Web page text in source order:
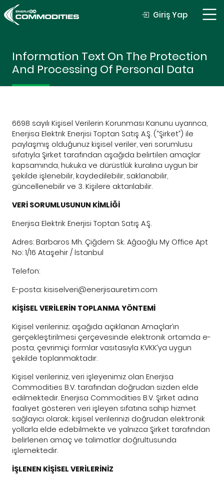
Giriş Yap
Information Text On The Protection
And Processing Of Personal Data
6698 sayılı Kişisel Verilerin Korunması Kanunu uyarınca,
Enerjisa Elektrik Enerjisi Toptan Satış A.Ş. (“Şirket”) ile
paylaşmış olduğunuz kişisel veriler, veri sorumlusu
sıfatıyla Şirket tarafından aşağıda belirtilen amaçlar
kapsamında, hukuka ve dürüstlük kuralına uygun bir
şekilde işlenebilir, kaydedilebilir, saklanabilir,
güncellenebilir ve 3. Kişilere aktarılabilir.
VERİ SORUMLUSUNUN KİMLİĞİ
Enerjisa Elektrik Enerjisi Toptan Satış A.Ş.
Adres: Barbaros Mh. Çiğdem Sk. Ağaoğlu My Office Apt
No: 1/16 Ataşehir / İstanbul
Telefon:
E-posta: kisiselveri@enerjisauretim.com
KİŞİSEL VERİLERİN TOPLANMA YÖNTEMİ
Kişisel verileriniz; aşağıda açıklanan Amaçlar’ın
gerçekleştirilmesi çerçevesinde elektronik ortamda e-
posta, çevrimiçi formlar vasıtasıyla KVKK’ya uygun
şekilde toplanmaktadır.
Kişisel verileriniz, veri işleyenimiz olan Enerjisa
Commodities B.V. tarafından doğrudan sizden elde
edilmektedir. Enerjisa Commodities B.V. Şirket adına
faaliyet gösteren veri işleyen sıfatına sahip hizmet
sağlayıcı olarak; kişisel verilerinizi doğrudan elektronik
yollarla elde edebilmekte ve yalnızca Şirket tarafından
belirlenen amaç ve talimatlar doğrultusunda
işlemektedir.
İŞLENEN KİŞİSEL VERİLERİNİZ